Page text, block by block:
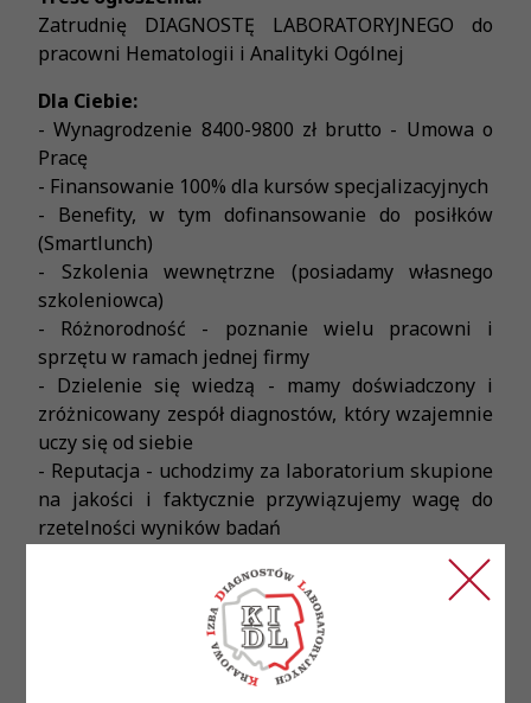
Zatrudnię DIAGNOSTĘ LABORATORYJNEGO do
pracowni Hematologii i Analityki Ogólnej
Dla Ciebie:
- Wynagrodzenie 8400-9800 zł brutto - Umowa o
Pracę
- Finansowanie 100% dla kursów specjalizacyjnych
- Benefity, w tym dofinansowanie do posiłków
(Smartlunch)
- Szkolenia wewnętrzne (posiadamy własnego
szkoleniowca)
- Różnorodność - poznanie wielu pracowni i
sprzętu w ramach jednej firmy
- Dzielenie się wiedzą - mamy doświadczony i
zróżnicowany zespół diagnostów, który wzajemnie
uczy się od siebie
- Reputacja - uchodzimy za laboratorium skupione
na jakości i faktycznie przywiązujemy wagę do
rzetelności wyników badań
- Profesjonalizm - jeśli badanie wymaga
powtórzenia, robimy to bez wahania, dbając o
najwyższą jakość wyników
- Wykonywanie badań i analiz laboratoryjnych